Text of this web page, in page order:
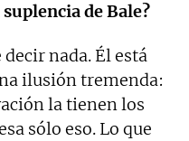
de Bale?
nada. Él está
ilusión tremenda:
la tienen los
sólo eso. Lo que